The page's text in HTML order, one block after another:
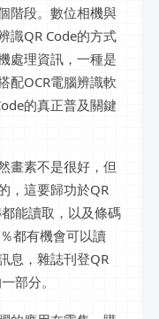
階段。數位相機與
識QR Code的方式
處理資訊，一種是
配OCR電腦辨識軟
的真正普及關鍵
畫素不是很好，但
，這要歸功於QR
能讀取，以及條碼
都有機會可以讀
息，雜誌刊登QR
部分。